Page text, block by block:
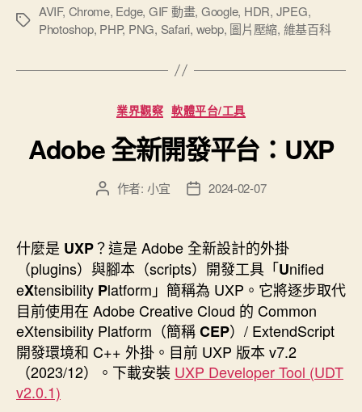
圖
像
案
式：
WebP
與
AVIF
之
優
缺
點
及
誰
能
標
AVIF, Chrome, Edge, GIF 動畫, Google, HDR, JPEG,
Photoshop, PHP, PNG, Safari, webp, 圖片壓縮, 維基百科
分
類
業界觀察 軟體平台/工具
Adobe 全新開發平台：UXP
文
者
作者: 小宜
文
佈
日
期
2024-02-07
什麼是 UXP？這是 Adobe 全新設計的外掛
（plugins）與腳本（scripts）開發工具「Unified
eXtensibility Platform」簡稱為 UXP。它將逐步取代
目前使用在 Adobe Creative Cloud 的 Common
eXtensibility Platform（簡稱CEP）/ ExtendScript
開發環境和 C++ 外掛。目前 UXP 版本 v7.2
（2023/12）。下載安裝 UXP Developer Tool (UDT
v2.0.1)